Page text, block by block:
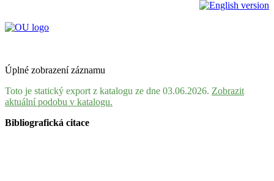
Úplné zobrazení záznamu
Toto je statický export z katalogu ze dne 03.06.2026. Zobrazit
aktuální podobu v katalogu.
Bibliografická citace